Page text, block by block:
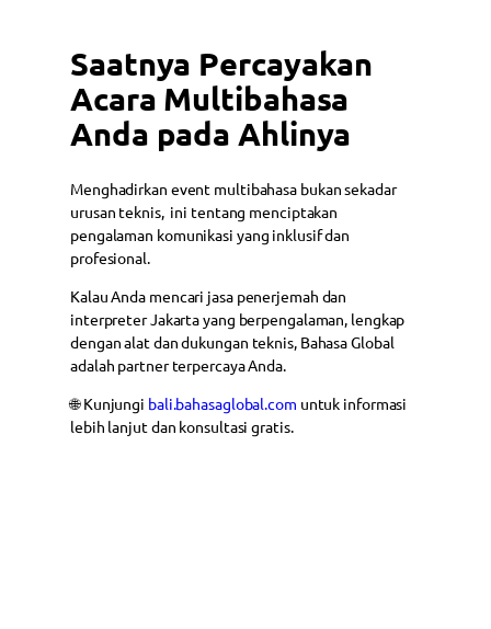
Saatnya Percayakan
Acara Multibahasa
Anda pada Ahlinya
Menghadirkan event multibahasa bukan sekadar
urusan teknis, ini tentang menciptakan
pengalaman komunikasi yang inklusif dan
profesional.
Kalau Anda mencari jasa penerjemah dan
interpreter Jakarta yang berpengalaman, lengkap
dengan alat dan dukungan teknis, Bahasa Global
adalah partner terpercaya Anda.
🌐 Kunjungi bali.bahasaglobal.com untuk informasi
lebih lanjut dan konsultasi gratis.